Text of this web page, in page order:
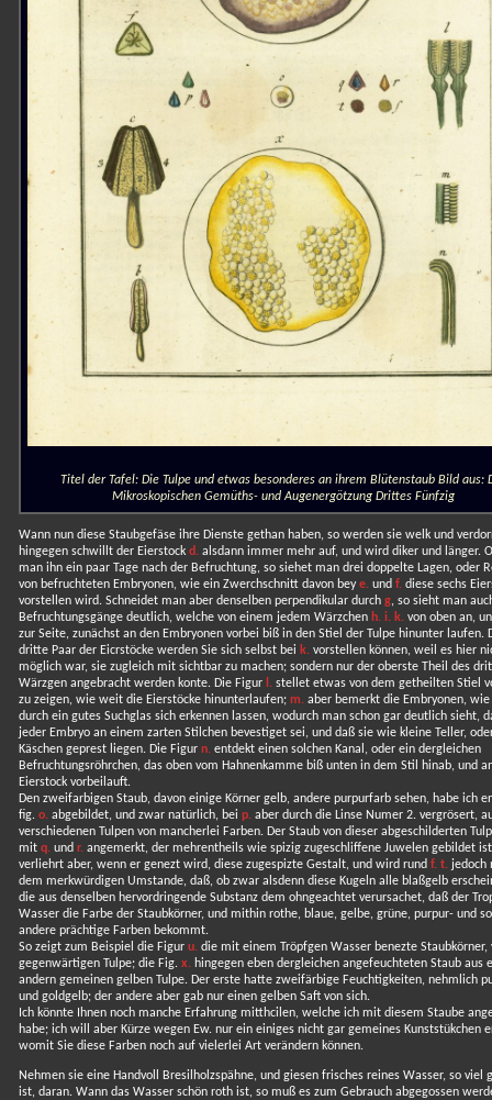
Titel der Tafel: Die Tulpe und etwas besonderes an ihrem Blütenstaub Bild aus:
Mikroskopischen Gemüths- und Augenergötzung Drittes Fünfzig
Wann nun diese Staubgefäse ihre Dienste gethan haben, so werden sie welk und
hingegen schwillt der Eierstock d.alsdann immer mehr auf, und wird diker und länger.
man ihn ein paar Tage nach der Befruchtung, so siehet man drei doppelte Lagen, oder
von befruchteten Embryonen, wie ein Zwerchschnitt davon beye.und f.diese sechs
vorstellen wird. Schneidet man aber denselben perpendikular durch g, so sieht man
Befruchtungsgänge deutlich, welche von einem jedem Wärzchen h. i. k.von oben an,
zur Seite, zunächst an den Embryonen vorbei biß in den Stiel der Tulpe hinunter laufen.
dritte Paar der Eicrstöcke werden Sie sich selbst bei k.vorstellen können, weil es hier
möglich war, sie zugleich mit sichtbar zu machen; sondern nur der oberste Theil des
Wärzgen angebracht werden konte. Die Figur l.stellet etwas von dem getheilten Stiel
zu zeigen, wie weit die Eierstöcke hinunterlaufen; m.aber bemerkt die Embryonen, wie
durch ein gutes Suchglas sich erkennen lassen, wodurch man schon gar deutlich sieht,
jeder Embryo an einem zarten Stilchen bevestiget sei, und daß sie wie kleine Teller,
Käschen geprest liegen. Die Figur n.entdekt einen solchen Kanal, oder ein dergleichen
Befruchtungsröhrchen, das oben vom Hahnenkamme biß unten in dem Stil hinab, und
Eierstock vorbeilauft.
Den zweifarbigen Staub, davon einige Körner gelb, andere purpurfarb sehen, habe ich
fig. o.abgebildet, und zwar natürlich, bei p.aber durch die Linse Numer 2. vergrösert,
verschiedenen Tulpen von mancherlei Farben. Der Staub von dieser abgeschilderten
mit q.und r. angemerkt, der mehrentheils wie spizig zugeschliffene Juwelen gebildet
verliehrt aber, wenn er genezt wird, diese zugespizte Gestalt, und wird rund f. t.jedoch
dem merkwürdigen Umstande, daß, ob zwar alsdenn diese Kugeln alle blaßgelb
die aus denselben hervordringende Substanz dem ohngeachtet verursachet, daß der
Wasser die Farbe der Staubkörner, und mithin rothe, blaue, gelbe, grüne, purpur- und
andere prächtige Farben bekommt.
So zeigt zum Beispiel die Figur u.die mit einem Tröpfgen Wasser benezte Staubkörner,
gegenwärtigen Tulpe; die Fig. x.hingegen eben dergleichen angefeuchteten Staub aus
andern gemeinen gelben Tulpe. Der erste hatte zweifärbige Feuchtigkeiten, nehmlich
und goldgelb; der andere aber gab nur einen gelben Saft von sich.
Ich könnte Ihnen noch manche Erfahrung mitthcilen, welche ich mit diesem Staube
habe; ich will aber Kürze wegen Ew. nur ein einiges nicht gar gemeines Kunststükchen
womit Sie diese Farben noch auf vielerlei Art verändern können.
Nehmen sie eine Handvoll Bresilholzspähne, und giesen frisches reines Wasser, so viel
ist, daran. Wann das Wasser schön roth ist, so muß es zum Gebrauch abgegossen